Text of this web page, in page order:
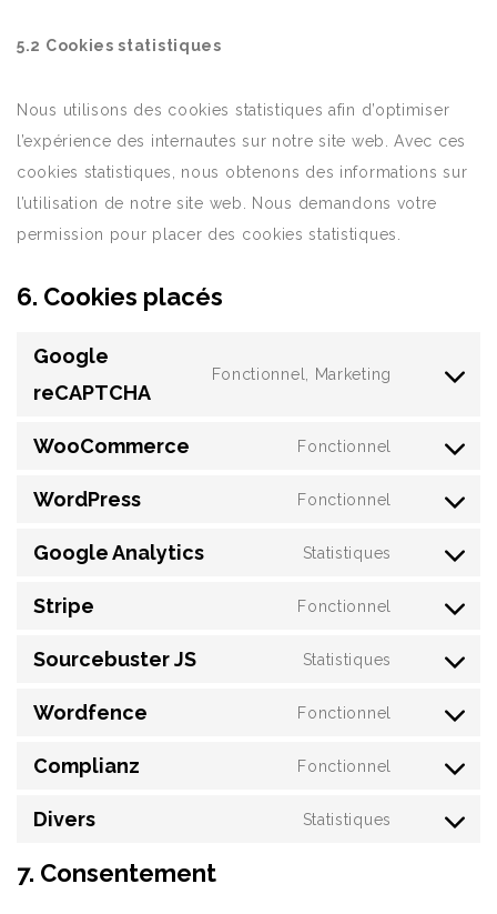
5.2 Cookies statistiques
Nous utilisons des cookies statistiques afin d’optimiser
l’expérience des internautes sur notre site web. Avec ces
cookies statistiques, nous obtenons des informations sur
l’utilisation de notre site web. Nous demandons votre
permission pour placer des cookies statistiques.
6. Cookies placés
Google
reCAPTCHA
Fonctionnel, Marketing
Consent
service
recaptcha
WooCommerce
Fonctionnel
Consent
WordPress
Fonctionnel
Consent
wordpress
Google Analytics
Statistiques
Consent
google-
Stripe
Fonctionnel
Consent
stripe
Sourcebuster JS
Statistiques
Consent
Wordfence
Fonctionnel
Consent
wordfence
Complianz
Fonctionnel
Consent
Divers
Statistiques
Consent
7. Consentement